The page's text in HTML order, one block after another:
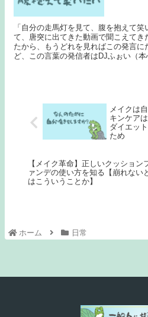
「自分の走馬灯を見て、腹を抱えて
て、唐突に出てきた動画で聞こえてき
たから、もうどれを見ればこの発言
ど、この言葉の発信者はDJふぉい（
メイクは
キンケア
ダイエッ
ため
【メイク革命】正しいクッション
ァンデの使い方を知る【崩れない
はこういうことか】
ホーム 日常